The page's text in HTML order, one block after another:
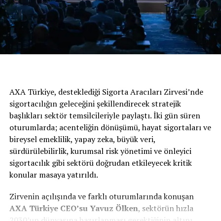
Yeni Sandero Comfort 1.0 Sce 65 bg versiyonu 160 bin
400 TL, Dokker Combi Ambiance ECO-G 110 bg ise 151
bin 400 TL’lik fiyatlarla sahiplerini bekliyor.
DON'T MISS
Renault’da Sıfır Faiz Fırsatı Sürüyor
AXA Türkiye, desteklediği Sigorta Aracıları Zirvesi’nde
sigortacılığın geleceğini şekillendirecek stratejik
başlıkları sektör temsilcileriyle paylaştı. İki gün süren
oturumlarda; acenteliğin dönüşümü, hayat sigortaları ve
bireysel emeklilik, yapay zeka, büyük veri,
sürdürülebilirlik, kurumsal risk yönetimi ve önleyici
sigortacılık gibi sektörü doğrudan etkileyecek kritik
konular masaya yatırıldı.
Zirvenin açılışında ve farklı oturumlarında konuşan
AXA TürkiyeCEO’su Yavuz Ölken, sektörün hızla